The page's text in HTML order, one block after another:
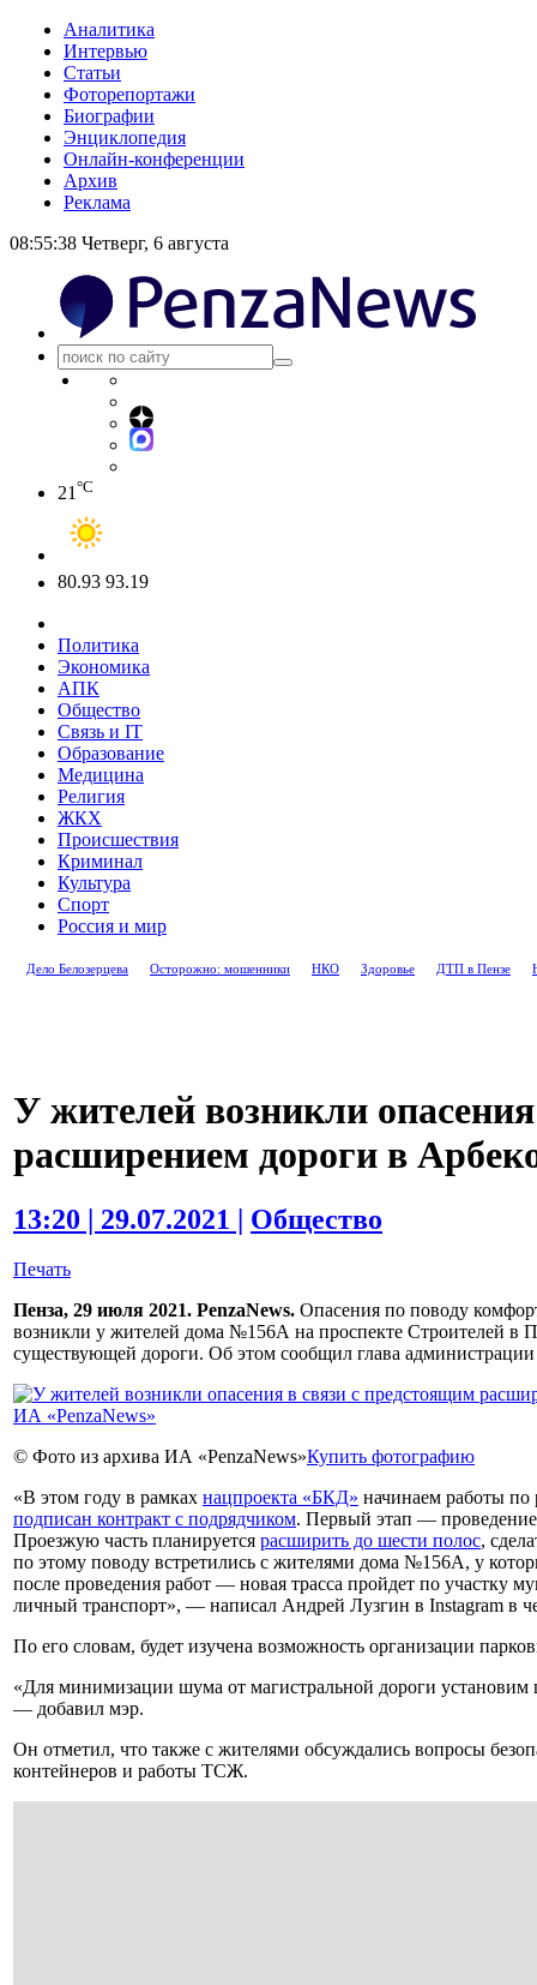
Аналитика
Интервью
Статьи
Фоторепортажи
Биографии
Энциклопедия
Онлайн-конференции
Архив
Реклама
08:55:38 Четверг, 6 августа
21 °C
80.93 93.19
Политика
Экономика
АПК
Общество
Связь и IT
Образование
Медицина
Религия
ЖКХ
Происшествия
Криминал
Культура
Спорт
Россия и мир
Дело Белозерцева Осторожно: мошенники НКО Здоровье ДТП в Пензе
У жителей возникли
расширением дороги в
13:20 | 29.07.2021 | Общество
Печать
Пенза, 29 июля 2021. PenzaNews. Опасения по поводу
возникли у жителей дома №156А на проспекте Строителей в
существующей дороги. Об этом сообщил глава
© Фото из архива ИА «PenzaNews»Купить фотографию
«В этом году в рамках нацпроекта «БКД» начинаем работы
подписан контракт с подрядчиком. Первый этап — проведение
Проезжую часть планируется расширить до шести полос,
по этому поводу встретились с жителями дома №156А, у
после проведения работ — новая трасса пройдет по участку
личный транспорт», — написал Андрей Лузгин в Instagram в
По его словам, будет изучена возможность организации
«Для минимизации шума от магистральной дороги
— добавил мэр.
Он отметил, что также с жителями обсуждались вопросы
контейнеров и работы ТСЖ.